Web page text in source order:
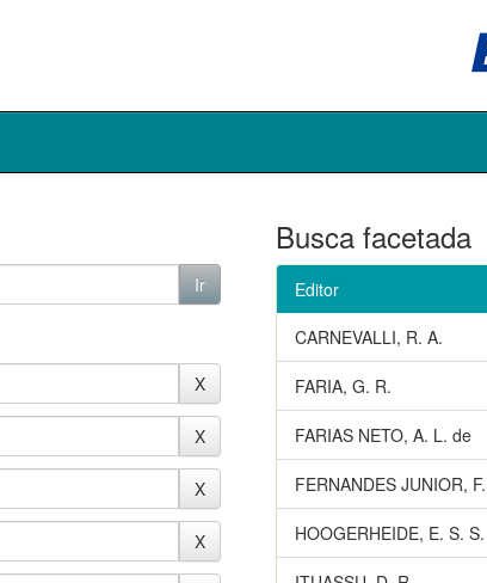
Busca facetada
Editor
CARNEVALLI, R. A.
FARIA, G. R.
FARIAS NETO, A. L. de
FERNANDES JUNIOR, F.
HOOGERHEIDE, E. S. S.